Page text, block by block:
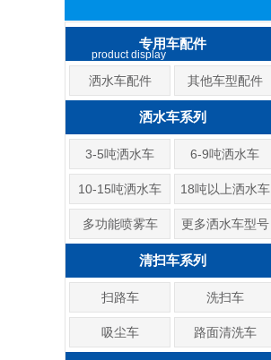
product display
专用车配件
洒水车配件 其他车型配件
洒水车系列
3-5吨洒水车 6-9吨洒水车
10-15吨洒水车 18吨以上洒水车
多功能喷雾车 更多洒水车型号
清扫车系列
扫路车 洗扫车
吸尘车 路面清洗车